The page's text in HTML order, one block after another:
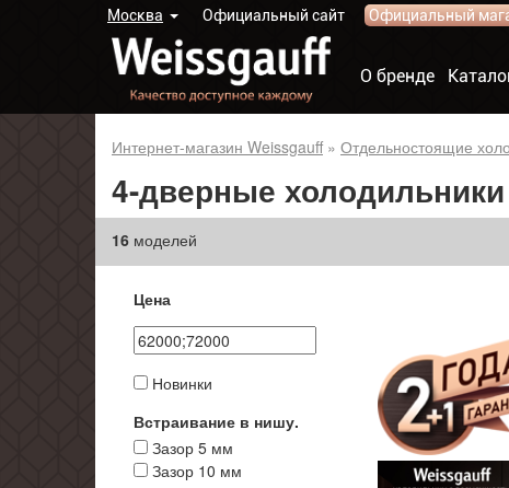
Москва Официальный сайт Официальный
О бренде
Интернет-магазин Weissgauff » Отдельностоящие
4-дверные
16 моделей
Цена
Новинки
Встраивание в нишу.
Зазор 5 мм
Зазор 10 мм